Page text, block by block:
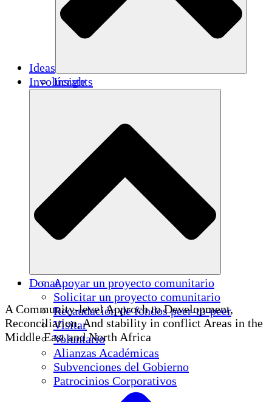
Ideas
Insights
Involúcrate
Apoyar un proyecto comunitario
Solicitar un proyecto comunitario
Recaudación de fondos peer-to-peer
Visitar
Voluntario
Alianzas Académicas
Subvenciones del Gobierno
Patrocinios Corporativos
Donar
A Community-level Approch to Development,
Reconciliation, And stability in conflict Areas in the
Middle East and North Africa